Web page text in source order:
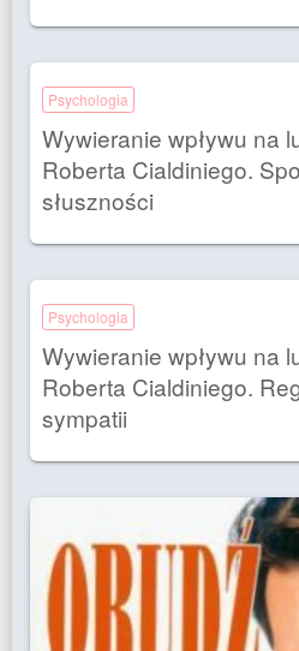
Psychologia
Wywieranie wpływu na
Roberta Cialdiniego.
słuszności
Psychologia
Wywieranie wpływu na
Roberta Cialdiniego.
sympatii